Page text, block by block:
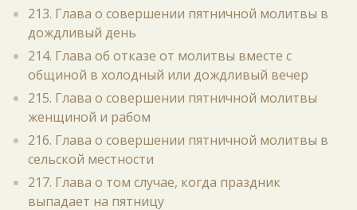
213. Глава о совершении пятничной молитвы в
дождливый день
214. Глава об отказе от молитвы вместе с
общиной в холодный или дождливый вечер
215. Глава о совершении пятничной молитвы
женщиной и рабом
216. Глава о совершении пятничной молитвы в
сельской местности
217. Глава о том случае, когда праздник
выпадает на пятницу